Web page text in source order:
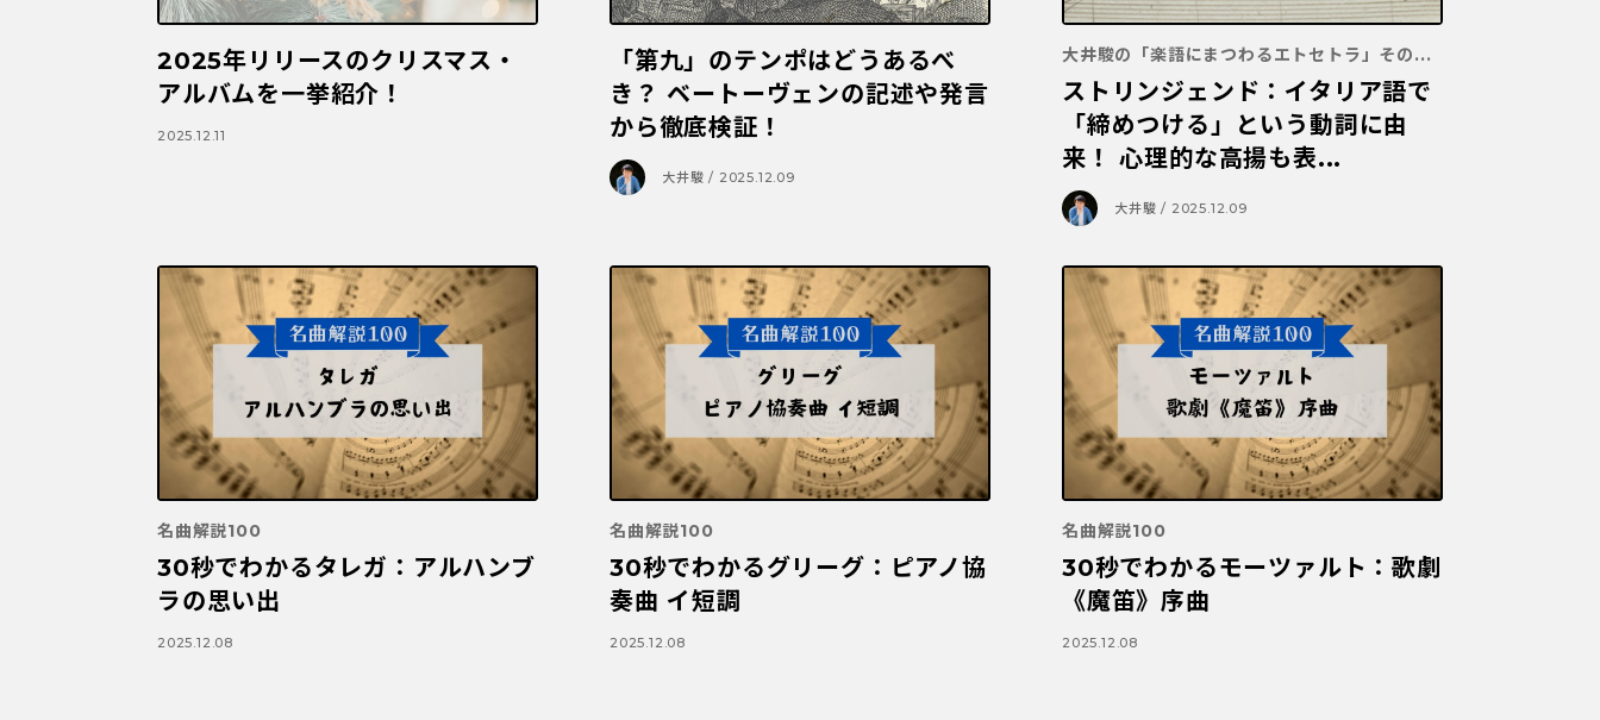
2025年リリースのクリスマス・
アルバムを一挙紹介！
2025.12.11
「第九」のテンポはどうあるべ
き？ ベートーヴェンの記述や発言
から徹底検証！
大井駿 / 2025.12.09
大井駿の「楽語にまつわるエトセトラ」その...
ストリンジェンド：イタリア語で
「締めつける」という動詞に由
来！ 心理的な高揚も表...
大井駿 / 2025.12.09
名曲解説100
30秒でわかるタレガ：アルハンブ
ラの思い出
2025.12.08
名曲解説100
30秒でわかるグリーグ：ピアノ協
奏曲 イ短調
2025.12.08
名曲解説100
30秒でわかるモーツァルト：歌劇
《魔笛》序曲
2025.12.08